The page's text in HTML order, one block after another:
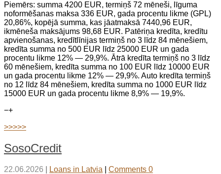
Piemērs: summa 4200 EUR, termiņš 72 mēneši, līguma
noformēšanas maksa 336 EUR, gada procentu likme (GPL)
20,86%, kopējā summa, kas jāatmaksā 7440,96 EUR,
ikmēneša maksājums 98,68 EUR. Patēriņa kredīta, kredītu
apvienošanas, kredītlīnijas termiņš no 3 līdz 84 mēnešiem,
kredīta summa no 500 EUR līdz 25000 EUR un gada
procentu likme 12% — 29,9%. Ātrā kredīta termiņš no 3 līdz
60 mēnešiem, kredīta summa no 100 EUR līdz 10000 EUR
un gada procentu likme 12% — 29,9%. Auto kredīta termiņš
no 12 līdz 84 mēnešiem, kredīta summa no 1000 EUR līdz
15000 EUR un gada procentu likme 8,9% — 19,9%.
−+
>>>>>
SosoCredit
22.06.2026 Loans in Latvia
Comments 0